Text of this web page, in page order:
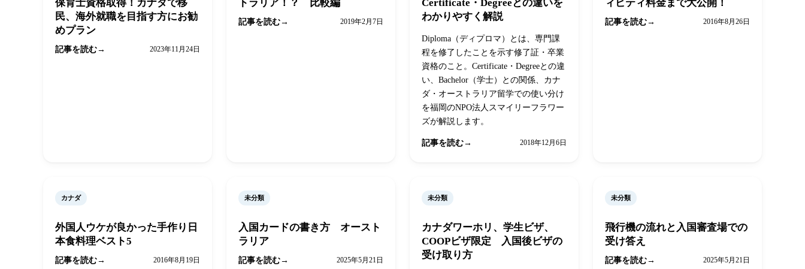
保育士資格取得！カナダで移
民、海外就職を目指す方にお勧
めプラン
記事を読む 2023年11月24日
トラリア！？ 比較編
記事を読む 2019年2月7日
Certificate・Degreeとの違いを
わかりやすく解説
Diploma（ディプロマ）とは、専門課
程を修了したことを示す修了証・卒業
資格のこと。Certificate・Degreeとの違
い、Bachelor（学士）との関係、カナ
ダ・オーストラリア留学での使い分け
を福岡のNPO法人スマイリーフラワー
ズが解説します。
記事を読む 2018年12月6日
ィビティ料金まで大公開！
記事を読む 2016年8月26日
カナダ
外国人ウケが良かった手作り日
本食料理ベスト5
記事を読む 2016年8月19日
未分類
入国カードの書き方 オースト
ラリア
記事を読む 2025年5月21日
未分類
カナダワーホリ、学生ビザ、
COOPビザ限定 入国後ビザの
受け取り方
未分類
飛行機の流れと入国審査場での
受け答え
記事を読む 2025年5月21日